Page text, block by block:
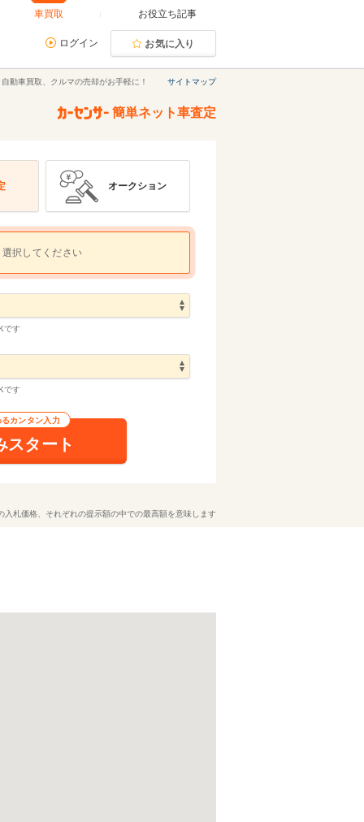
車買取 お役立ち記事
ログイン お気に入り
サイトマップ
動車買取、クルマの売却がお手軽に！
簡単ネット車査定
オークション
選択してください
です
です
カンタン入力
スタート
札価格、それぞれの提示額の中での最高額を意味します